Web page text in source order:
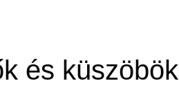
és küszöbök